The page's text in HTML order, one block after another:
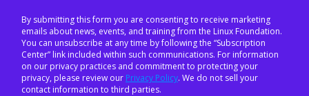
By submitting this form you are consenting to receive marketing
emails about news, events, and training from the Linux Foundation.
You can unsubscribe at any time by following the “Subscription
Center” link included within such communications. For information
on our privacy practices and commitment to protecting your
privacy, please review our Privacy Policy. We do not sell your
contact information to third parties.